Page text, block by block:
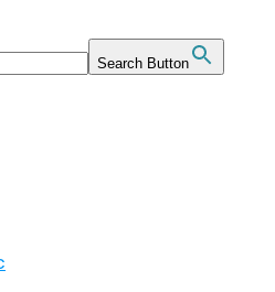
Search Button